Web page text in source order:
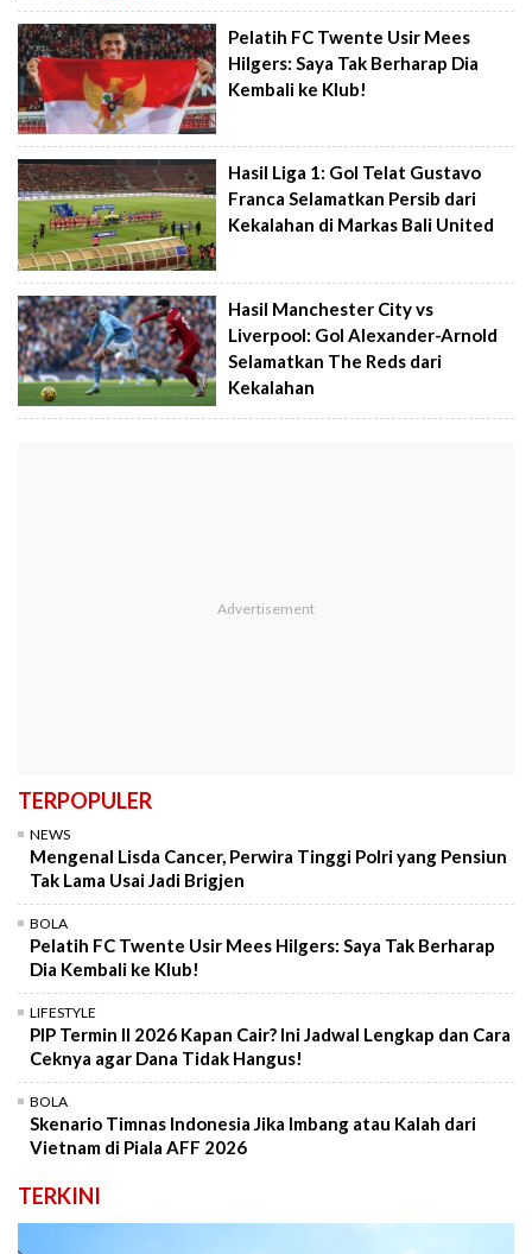
Pelatih FC Twente Usir Mees
Hilgers: Saya Tak Berharap Dia
Kembali ke Klub!
Hasil Liga 1: Gol Telat Gustavo
Franca Selamatkan Persib dari
Kekalahan di Markas Bali United
Hasil Manchester City vs
Liverpool: Gol Alexander-Arnold
Selamatkan The Reds dari
Kekalahan
TERPOPULER
NEWS
Mengenal Lisda Cancer, Perwira Tinggi Polri yang Pensiun
Tak Lama Usai Jadi Brigjen
BOLA
Pelatih FC Twente Usir Mees Hilgers: Saya Tak Berharap
Dia Kembali ke Klub!
LIFESTYLE
PIP Termin II 2026 Kapan Cair? Ini Jadwal Lengkap dan Cara
Ceknya agar Dana Tidak Hangus!
BOLA
Skenario Timnas Indonesia Jika Imbang atau Kalah dari
Vietnam di Piala AFF 2026
TERKINI